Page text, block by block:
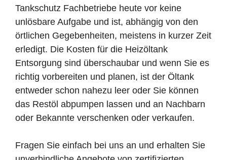
Tankschutz Fachbetriebe heute vor keine
unlösbare Aufgabe und ist, abhängig von den
örtlichen Gegebenheiten, meistens in kurzer Zeit
erledigt. Die Kosten für die Heizöltank
Entsorgung sind überschaubar und wenn Sie es
richtig vorbereiten und planen, ist der Öltank
entweder schon nahezu leer oder Sie können
das Restöl abpumpen lassen und an Nachbarn
oder Bekannte verschenken oder verkaufen.
Fragen Sie einfach bei uns an und erhalten Sie